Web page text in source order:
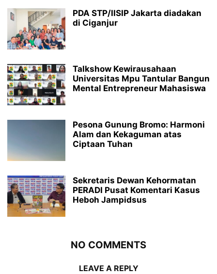
PDA STP/IISIP Jakarta diadakan
di Ciganjur
Talkshow Kewirausahaan
Universitas Mpu Tantular Bangun
Mental Entrepreneur Mahasiswa
Pesona Gunung Bromo: Harmoni
Alam dan Kekaguman atas
Ciptaan Tuhan
Sekretaris Dewan Kehormatan
PERADI Pusat Komentari Kasus
Heboh Jampidsus
NO COMMENTS
LEAVE A REPLY